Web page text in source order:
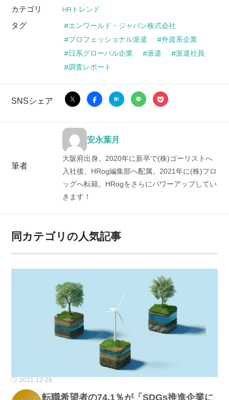
カテゴリ HRトレンド
タグ
エンワールド・ジャパン株式会社
プロフェッショナル派遣
外資系企業
日系グローバル企業
派遣
派遣社員
調査レポート
SNSシェア
筆者
安永葉月
大阪府出身。2020年に新卒で(株)ゴーリストへ
入社後、HRog編集部へ配属。2021年に(株)フロ
ッグへ転籍。HRogをさらにパワーアップしてい
きます！
同カテゴリの人気記事
2021-12-28
転職希望者の74.1％が「SDGs推進企業に